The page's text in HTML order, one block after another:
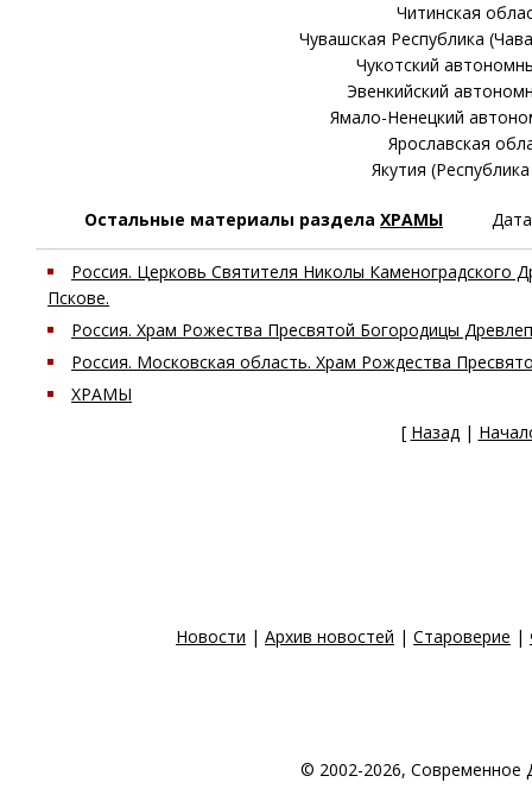
Читинская
Чувашская Республика
Чукотский
Эвенкийский
Ямало-Ненецкий
Ярославская
Якутия
Остальные материалы раздела ХРАМЫ
Россия. Церковь Святителя Николы Каменоградского
Пскове.
Россия. Храм Рожества Пресвятой Богородицы
Россия. Московская область. Храм Рождества
ХРАМЫ
[ Назад|
Новости | Архив новостей | Староверие |
© 2002-2026, Современное